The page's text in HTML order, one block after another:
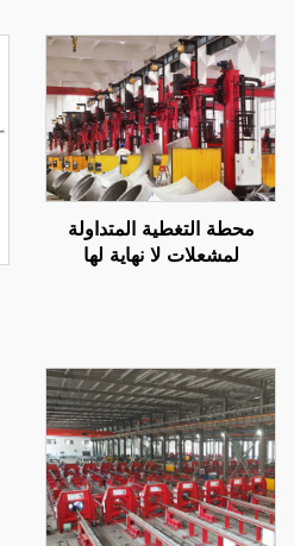
محطة التغطية المتداولة
لمشعلات لا نهاية لها